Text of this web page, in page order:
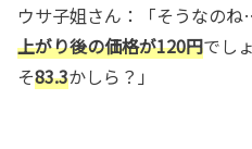
ウサ子姐さん：「そうなの
上がり後の価格が120円でし
そ83.3かしら？」